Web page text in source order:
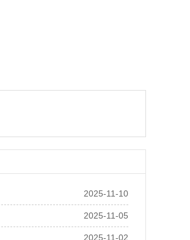
2025-11-10
2025-11-05
2025-11-02